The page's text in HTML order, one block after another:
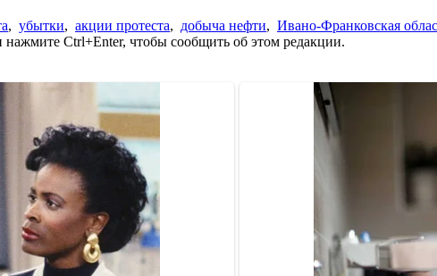
, убытки, акции протеста, добыча нефти, Ивано-Франковская
Ctrl+Enter, чтобы сообщить об этом редакции.